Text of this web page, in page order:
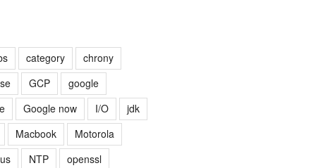
cinder
category
chrony
GCP
google
Google now I/O
jdk
Macbook
Motorola
NTP
openssl